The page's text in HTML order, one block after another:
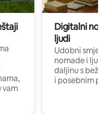
vam
Digitalni
ljudi
Udobni
nomade i ljude
daljinu s
i posebnim